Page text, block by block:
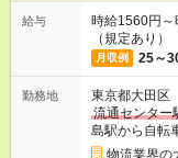
給与
時給1560円
（規定あり）
月収例 25～
勤務地
東京都大田区
流通センター
島駅から自転
物流業界の